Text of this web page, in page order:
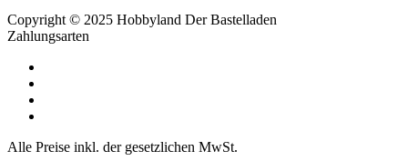
Copyright © 2025 Hobbyland Der Bastelladen
Zahlungsarten
Alle Preise inkl. der gesetzlichen MwSt.